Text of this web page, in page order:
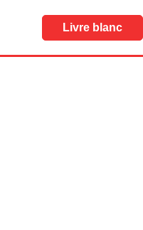
Livre blanc